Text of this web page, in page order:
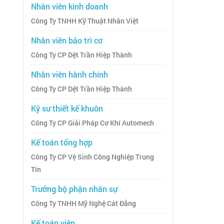
Nhân viên kinh doanh
Công Ty TNHH Kỹ Thuật Nhân Việt
Nhân viên bảo trì cơ
Công Ty CP Dệt Trần Hiệp Thành
Nhân viên hành chính
Công Ty CP Dệt Trần Hiệp Thành
Kỹ sư thiết kế khuôn
Công Ty CP Giải Pháp Cơ Khí Automech
Kế toán tổng hợp
Công Ty CP Vệ Sinh Công Nghiệp Trung
Tín
Trưởng bộ phận nhân sự
Công Ty TNHH Mỹ Nghệ Cát Đằng